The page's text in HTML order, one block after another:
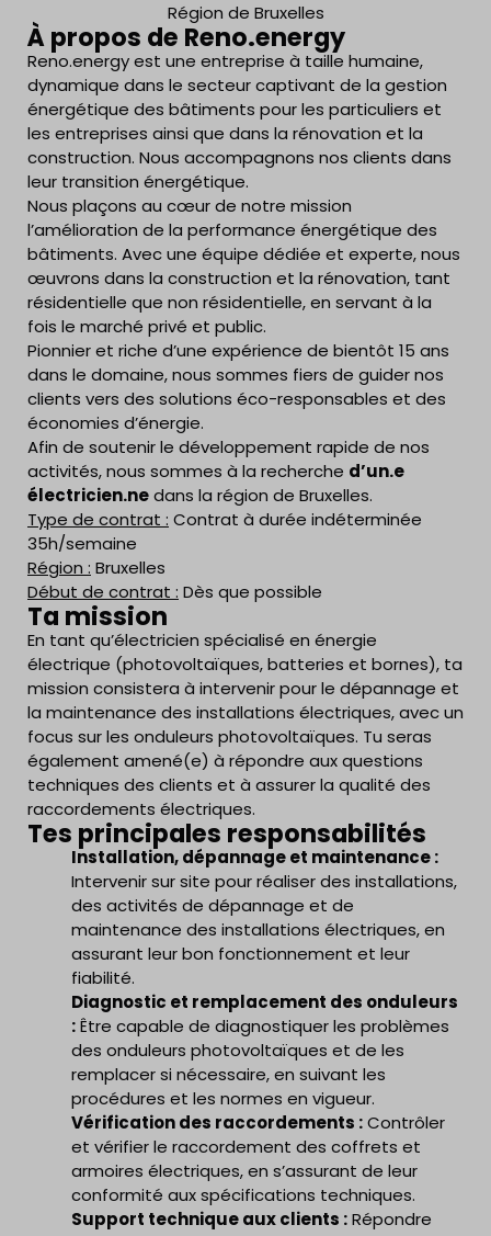
Région de Bruxelles
À propos de Reno.energy
Reno.energy est une entreprise à taille humaine,
dynamique dans le secteur captivant de la gestion
énergétique des bâtiments pour les particuliers et
les entreprises ainsi que dans la rénovation et la
construction. Nous accompagnons nos clients dans
leur transition énergétique.
Nous plaçons au cœur de notre mission
l’amélioration de la performance énergétique des
bâtiments. Avec une équipe dédiée et experte, nous
œuvrons dans la construction et la rénovation, tant
résidentielle que non résidentielle, en servant à la
fois le marché privé et public.
Pionnier et riche d’une expérience de bientôt 15 ans
dans le domaine, nous sommes fiers de guider nos
clients vers des solutions éco-responsables et des
économies d’énergie.
Afin de soutenir le développement rapide de nos
activités, nous sommes à la recherche d’un.e
électricien.nedans la région de Bruxelles.
Type de contrat : Contrat à durée indéterminée
35h/semaine
Région : Bruxelles
Début de contrat : Dès que possible
Ta mission
En tant qu’électricien spécialisé en énergie
électrique (photovoltaïques, batteries et bornes), ta
mission consistera à intervenir pour le dépannage et
la maintenance des installations électriques, avec un
focus sur les onduleurs photovoltaïques. Tu seras
également amené(e) à répondre aux questions
techniques des clients et à assurer la qualité des
raccordements électriques.
Tes principales responsabilités
Installation, dépannage et maintenance :
Intervenir sur site pour réaliser des installations,
des activités de dépannage et de
maintenance des installations électriques, en
assurant leur bon fonctionnement et leur
fiabilité.
Diagnostic et remplacement des onduleurs
:Être capable de diagnostiquer les problèmes
des onduleurs photovoltaïques et de les
remplacer si nécessaire, en suivant les
procédures et les normes en vigueur.
Vérification des raccordements :Contrôler
et vérifier le raccordement des coffrets et
armoires électriques, en s’assurant de leur
conformité aux spécifications techniques.
Support technique aux clients :Répondre